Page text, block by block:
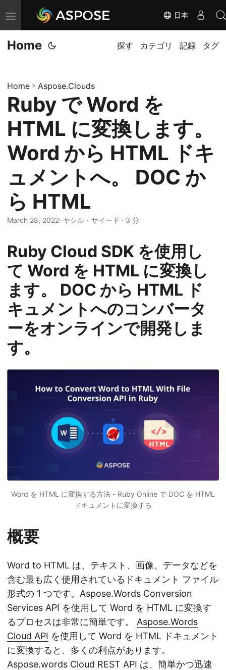
ナ
ビ
ゲ
ョ
ン
切
り
替
え
日本
Home 探す カテゴリ 記録 タグ
Home » Aspose.Clouds
Ruby で Word を
HTML に変換します。
Word から HTML ドキ
ュメントへ。 DOC か
ら HTML
March 28, 2022· ヤシル・サイード · 3 分
Ruby Cloud SDK を使用し
て Word を HTML に変換し
ます。 DOC から HTML ド
キュメントへのコンバータ
ーをオンラインで開発しま
す。
Word を HTML に変換する方法 - Ruby Online で DOC を HTML
ドキュメントに変換する
概要
Word to HTML は、テキスト、画像、データなどを
含む最も広く使用されているドキュメント ファイル
形式の 1 つです。Aspose.Words Conversion
Services API を使用して Word を HTML に変換す
るプロセスは非常に簡単です。 Aspose.Words
Cloud API を使用して Word を HTML ドキュメント
に変換すると、多くの利点があります。
Aspose.words Cloud REST API は、簡単かつ迅速